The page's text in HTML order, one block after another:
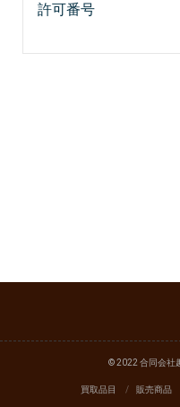
許可番号
© 2022 合同会社
買取品目 販売商品